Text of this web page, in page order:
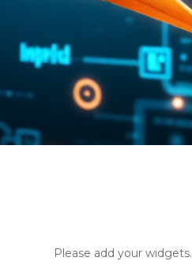
Please add your widgets.